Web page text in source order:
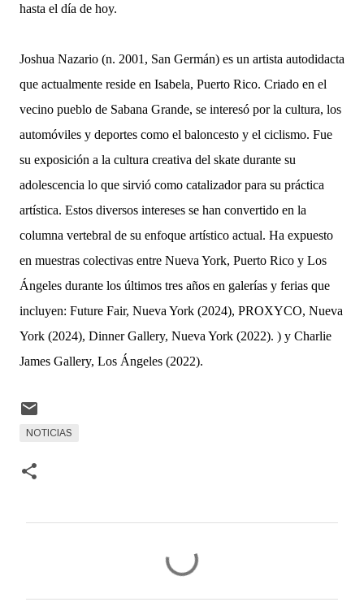
hasta el día de hoy.
Joshua Nazario (n. 2001, San Germán) es un artista autodidacta
que actualmente reside en Isabela, Puerto Rico. Criado en el
vecino pueblo de Sabana Grande, se interesó por la cultura, los
automóviles y deportes como el baloncesto y el ciclismo. Fue
su exposición a la cultura creativa del skate durante su
adolescencia lo que sirvió como catalizador para su práctica
artística. Estos diversos intereses se han convertido en la
columna vertebral de su enfoque artístico actual. Ha expuesto
en muestras colectivas entre Nueva York, Puerto Rico y Los
Ángeles durante los últimos tres años en galerías y ferias que
incluyen: Future Fair, Nueva York (2024), PROXYCO, Nueva
York (2024), Dinner Gallery, Nueva York (2022). ) y Charlie
James Gallery, Los Ángeles (2022).
NOTICIAS